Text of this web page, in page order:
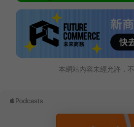
本網站內容未經允許，不